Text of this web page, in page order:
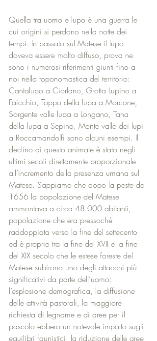
Quella tra uomo e lupo è una guerra le
cui origini si perdono nella notte dei
tempi. In passato sul Matese il lupo
doveva essere molto diffuso, prova ne
sono i numerosi riferimenti giunti fino a
noi nella toponomastica del territorio:
Cantalupo a Ciorlano, Grotta Lupino a
Faicchio, Toppo della lupa a Morcone,
Sorgente valle lupa a Longano, Tana
della lupa a Sepino, Monte valle dei lupi
a Roccamandolfi sono alcuni esempi. Il
declino di questo animale è stato negli
ultimi secoli direttamente proporzionale
all’incremento della presenza umana sul
Matese. Sappiamo che dopo la peste del
1656 la popolazione del Matese
ammontava a circa 48.000 abitanti,
popolazione che era pressoché
raddoppiata verso la fine del settecento
ed è proprio tra la fine del XVII e la fine
del XIX secolo che le estese foreste del
Matese subirono uno degli attacchi più
significativi da parte dell’uomo:
l’esplosione demografica, la diffusione
delle attività pastorali, la maggiore
richiesta di legname e di aree per il
pascolo ebbero un notevole impatto sugli
equilibri faunistici; la riduzione delle aree